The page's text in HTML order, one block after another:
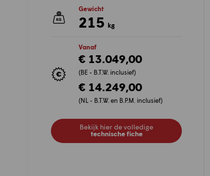
Gewicht
215 kg
Vanaf
€ 13.049,00
(BE - B.T.W. inclusief)
€ 14.249,00
(NL - B.T.W. en B.P.M. inclusief)
Bekijk hier de volledige
technische fiche